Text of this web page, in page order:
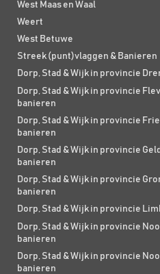
West Maas en Waal
Weert
West Betuwe
Streek (punt)vlaggen & Banieren
Dorp, Stad & Wijk in provincie
Dorp, Stad & Wijk in provincie
banieren
Dorp, Stad & Wijk in provincie
banieren
Dorp, Stad & Wijk in provincie
banieren
Dorp, Stad & Wijk in provincie
banieren
Dorp, Stad & Wijk in provincie
Dorp, Stad & Wijk in provincie
banieren
Dorp, Stad & Wijk in provincie
banieren